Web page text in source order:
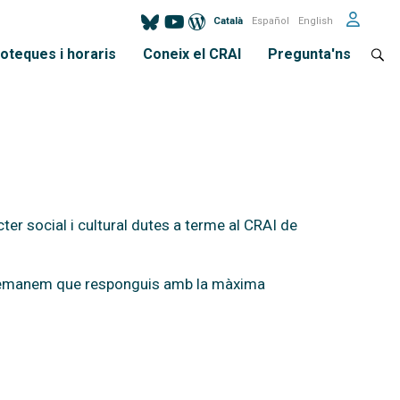
Català Español English
i horaris Coneix el CRAI Pregunta'ns
social i cultural dutes a terme al CRAI de
que responguis amb la màxima